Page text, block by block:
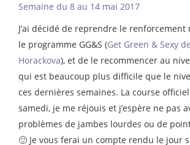
Semaine du 8 au 14 mai 2017
J’ai décidé de reprendre le renforcement
le programme GG&S (Get Green & Sexy
Horackova), et de le recommencer au
qui est beaucoup plus difficile que le
ces dernières semaines. La course
samedi, je me réjouis et j’espère ne pas
problèmes de jambes lourdes ou de
🙂 Je vous ferai un compte rendu le jour